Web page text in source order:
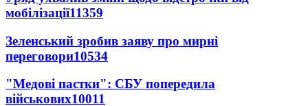
мобілізації11359
Зеленський зробив заяву про мирні
переговори10534
"Медові пастки": СБУ попередила
військових10011